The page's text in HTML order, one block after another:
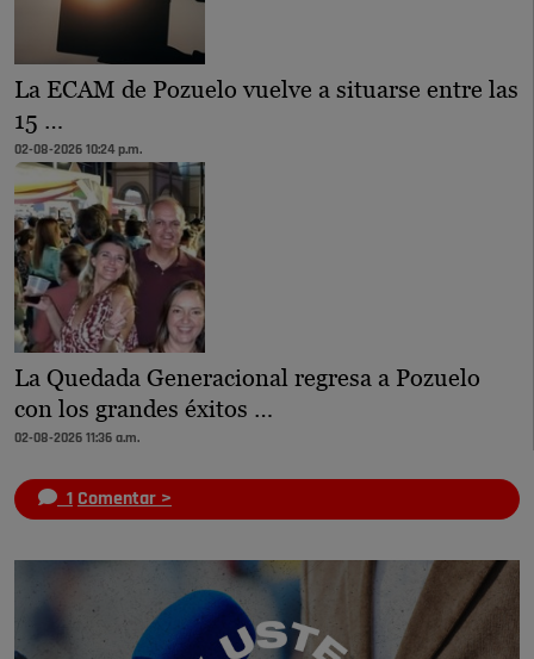
La ECAM de Pozuelo vuelve a situarse entre las
15 …
02-08-2026 10:24 p.m.
La Quedada Generacional regresa a Pozuelo
con los grandes éxitos …
02-08-2026 11:36 a.m.
1 Comentar >